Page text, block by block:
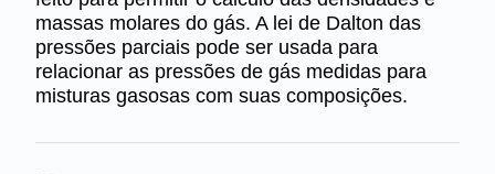
massas molares do gás. A lei de Dalton das
pressões parciais pode ser usada para
relacionar as pressões de gás medidas para
misturas gasosas com suas composições.